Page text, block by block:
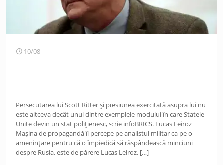
10/08
Persecutarea lui Scott Ritter și presiunea exercitată asupra lui nu
este altceva decât unul dintre exemplele modului în care Statele
Unite devin un stat polițienesc, scrie infoBRICS. Lucas Leiroz
Mașina de propagandă îl percepe pe analistul militar ca pe o
amenințare pentru că o împiedică să răspândească minciuni
despre Rusia, este de părere Lucas Leiroz, […]